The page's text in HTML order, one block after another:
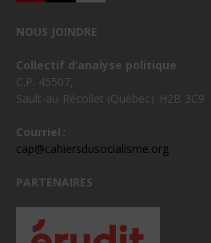
NOUS JOINDRE
Collectif d’analyse politique
C.P. 45507,
Sault-au-Récollet (Québec) H2B 3C9
Courriel :
cap@cahiersdusocialisme.org
PARTENAIRES